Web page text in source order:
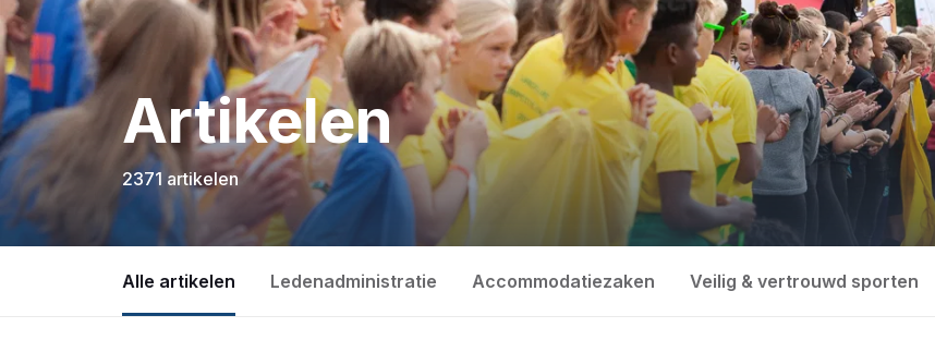
Artikelen
2371 artikelen
Alle artikelen Ledenadministratie Accommodatiezaken Veilig & vertrouwd sporten